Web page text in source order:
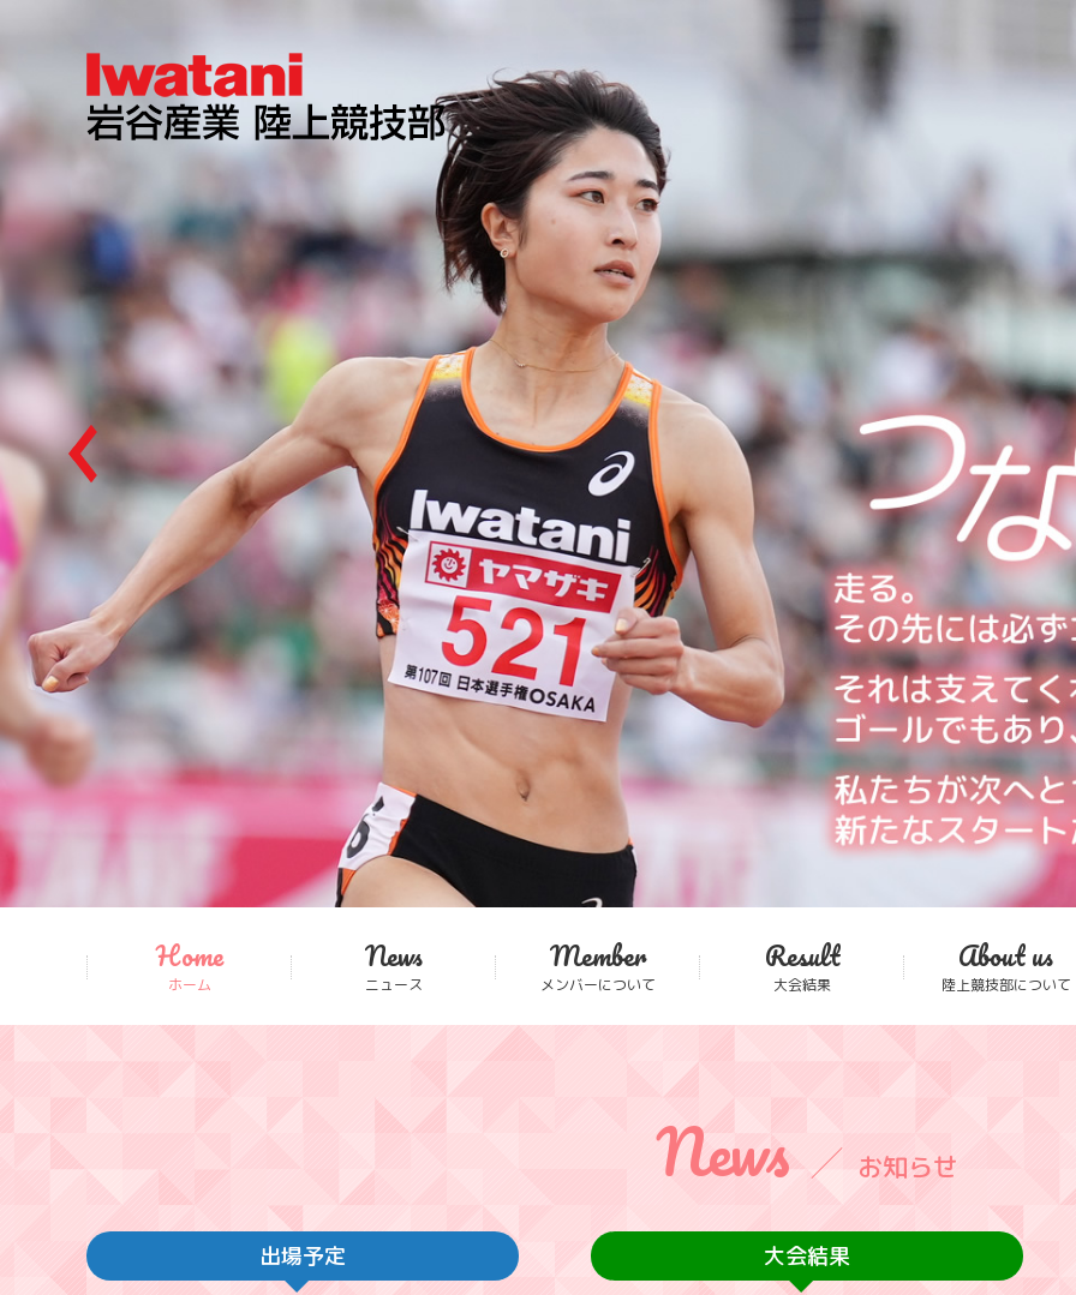
Home
ホーム
News
ニュース
Member
メンバーについて
Result
大会結果
About us
陸上競技部について
News お知らせ
出場予定 大会結果